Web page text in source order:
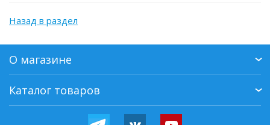
Назад в раздел
О магазине
Каталог товаров